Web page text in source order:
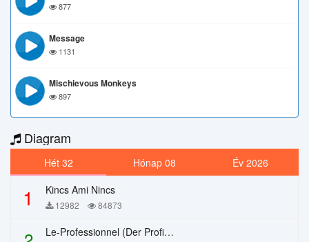
877
Message
1131
Mischievous Monkeys
897
Diagram
Hét 32 Hónap 08 Év 2026
1 Kincs Ami Nincs
12982 84873
Le-Professionnel (Der Profi) – Chi Mai